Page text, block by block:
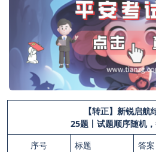
【转正】新锐启航
25题丨试题顺序随机，
序号
标题 答案